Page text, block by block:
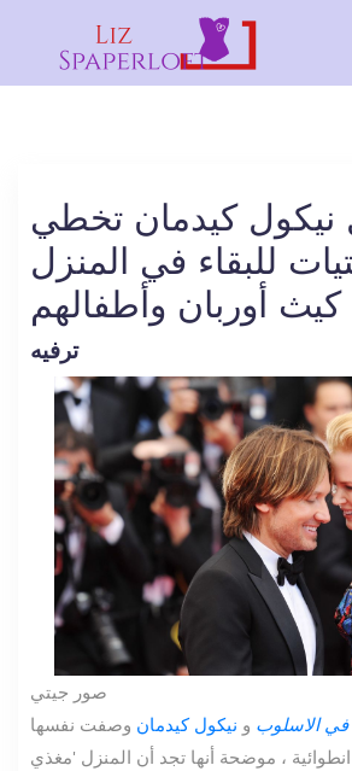
كيدمان تخطي
للبقاء في المنزل
أوربان وأطفالهم
ترفيه
صور جيتي
في الاسلوب و نيكول كيدمان وصفت نفسها